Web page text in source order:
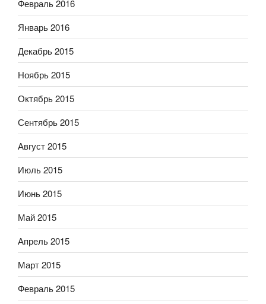
Февраль 2016
Январь 2016
Декабрь 2015
Ноябрь 2015
Октябрь 2015
Сентябрь 2015
Август 2015
Июль 2015
Июнь 2015
Май 2015
Апрель 2015
Март 2015
Февраль 2015